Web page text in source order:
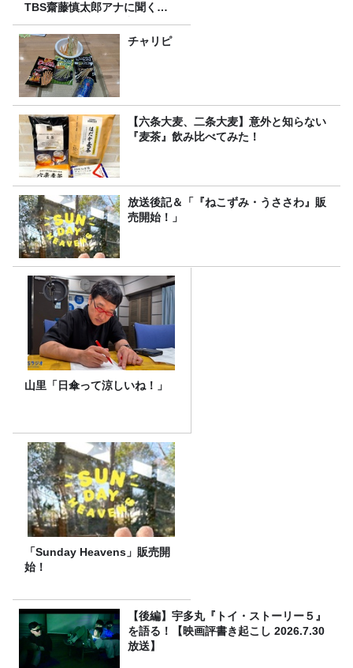
TBS齋藤慎太郎アナに聞くメ
ンズフィジークの魅力！！
チャリピ
【六条大麦、二条大麦】意外と知らない
『麦茶』飲み比べてみた！
放送後記＆「『ねこずみ・うささわ』販
売開始！」
山里「日傘って涼しいね！」
「Sunday Heavens」販売開
始！
【後編】宇多丸『トイ・ストーリー５』
を語る！【映画評書き起こし 2026.7.30
放送】